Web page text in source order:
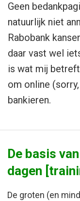
Geen
natuurlijk niet
Rabobank
daar vast wel
is wat mij
om online
bankieren.
De basis
dagen
De groten (en